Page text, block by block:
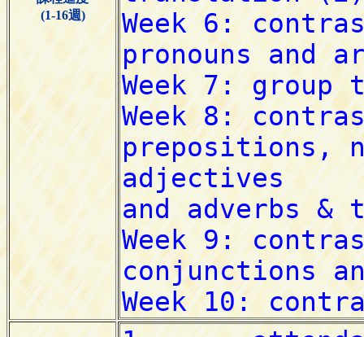
(1-16週)